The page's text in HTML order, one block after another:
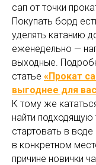
сап от точки
Покупать борд
уделять катанию
еженедельно —
выходные.
статье «Прокат
выгоднее для
К тому же
найти подходящую
стартовать в воде
в конкретном
причине новички